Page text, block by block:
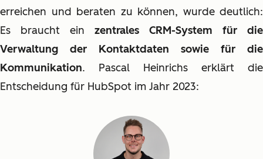
erreichen und beraten zu können, wurde deutlich:
Es braucht ein zentrales CRM-System für die
Verwaltung der Kontaktdaten sowie für die
Kommunikation. Pascal Heinrichs erklärt die
Entscheidung für HubSpot im Jahr 2023: